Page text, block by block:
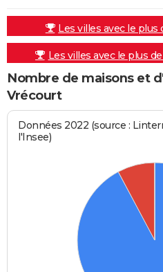
Les villes avec le
Les villes avec le plus
Nombre de maisons et
Vrécourt
Données 2022 (source :
l'Insee)